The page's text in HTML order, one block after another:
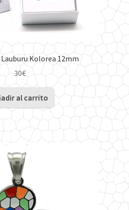
Kolorea 12mm
30€
al carrito